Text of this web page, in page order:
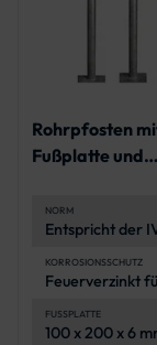
Rohrpfosten
Fußplatte und
Norm
NORM
Entspricht der
KORROSIONSSCHUTZ
Feuerverzinkt
FUSSPLATTE
100 x 200 x 6